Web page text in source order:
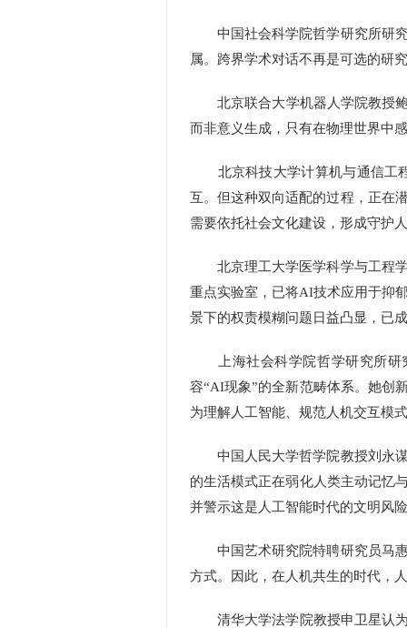
中国社会科学院哲学研究所研究
属。跨界学术对话不再是可选的研
北京联合大学机器人学院教授鲍
而非意义生成，只有在物理世界中
北京科技大学计算机与通信工程
互。但这种双向适配的过程，正在
需要依托社会文化建设，形成守护
北京理工大学医学科学与工程学
重点实验室，已将AI技术应用于抑
景下的权责模糊问题日益凸显，已
上海社会科学院哲学研究所研究
容“AI现象”的全新范畴体系。她创
为理解人工智能、规范人机交互模
中国人民大学哲学院教授刘永谋
的生活模式正在弱化人类主动记忆
并警示这是人工智能时代的文明风
中国艺术研究院特聘研究员马惠
方式。因此，在人机共生的时代，
清华大学法学院教授申卫星认为